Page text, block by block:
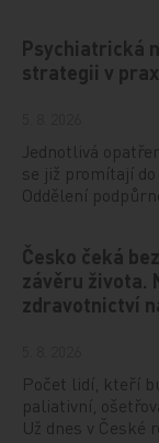
Psychiatrická
strategii v
Jednotlivá
se již promítají
Oddělení
Česko čeká
závěru života.
zdravotnictví
Počet lidí, kteří
paliativní,
Už dnes v České